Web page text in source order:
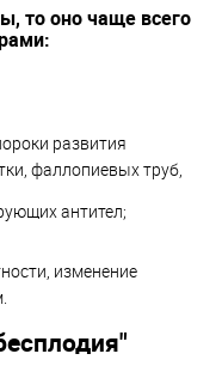
то оно чаще всего
развития
фаллопиевых труб,
антител;
изменение